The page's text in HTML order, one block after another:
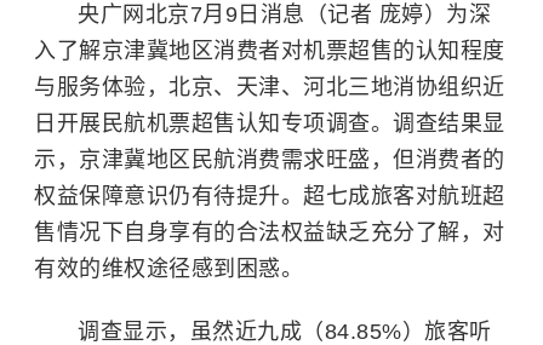
央广网北京7月9日消息（记者 庞婷） 为深
入了解京津冀地区消费者对机票超售的认知程度
与服务体验，北京、天津、河北三地消协组织近
日开展民航机票超售认知专项调查。调查结果显
示，京津冀地区民航消费需求旺盛，但消费者的
权益保障意识仍有待提升。超七成旅客对航班超
售情况下自身享有的合法权益缺乏充分了解，对
有效的维权途径感到困惑。
调查显示，虽然近九成（84.85%）旅客听